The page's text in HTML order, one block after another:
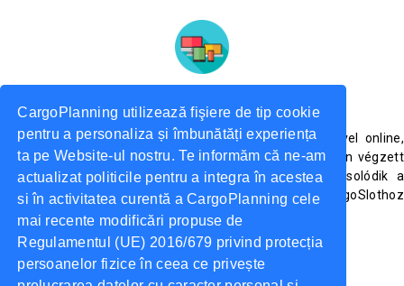
CargoPlanning utilizează fişiere de tip cookie
pentru a personaliza și îmbunătăți experiența
ta pe Website-ul nostru. Te informăm că ne-am
actualizat politicile pentru a integra în acestea
si în activitatea curentă a CargoPlanning cele
mai recente modificări propuse de
Regulamentul (UE) 2016/679 privind protecția
persoanelor fizice în ceea ce privește
Online elérhető telefonjáról vagy táblagépéről
Teljes irányítása van a logisztikai műveletek felett, mivel online,
telefonjáról vagy táblagépéről ellenőrizheti a raktárakban végzett
tevékenységeket, valamint azt, hogy ez hogyan kapcsolódik a
szállításhoz. A fuvarozók bármikor hozzáférhetnek a CargoSlothoz
adatok módosításához vagy hozzáadásához.